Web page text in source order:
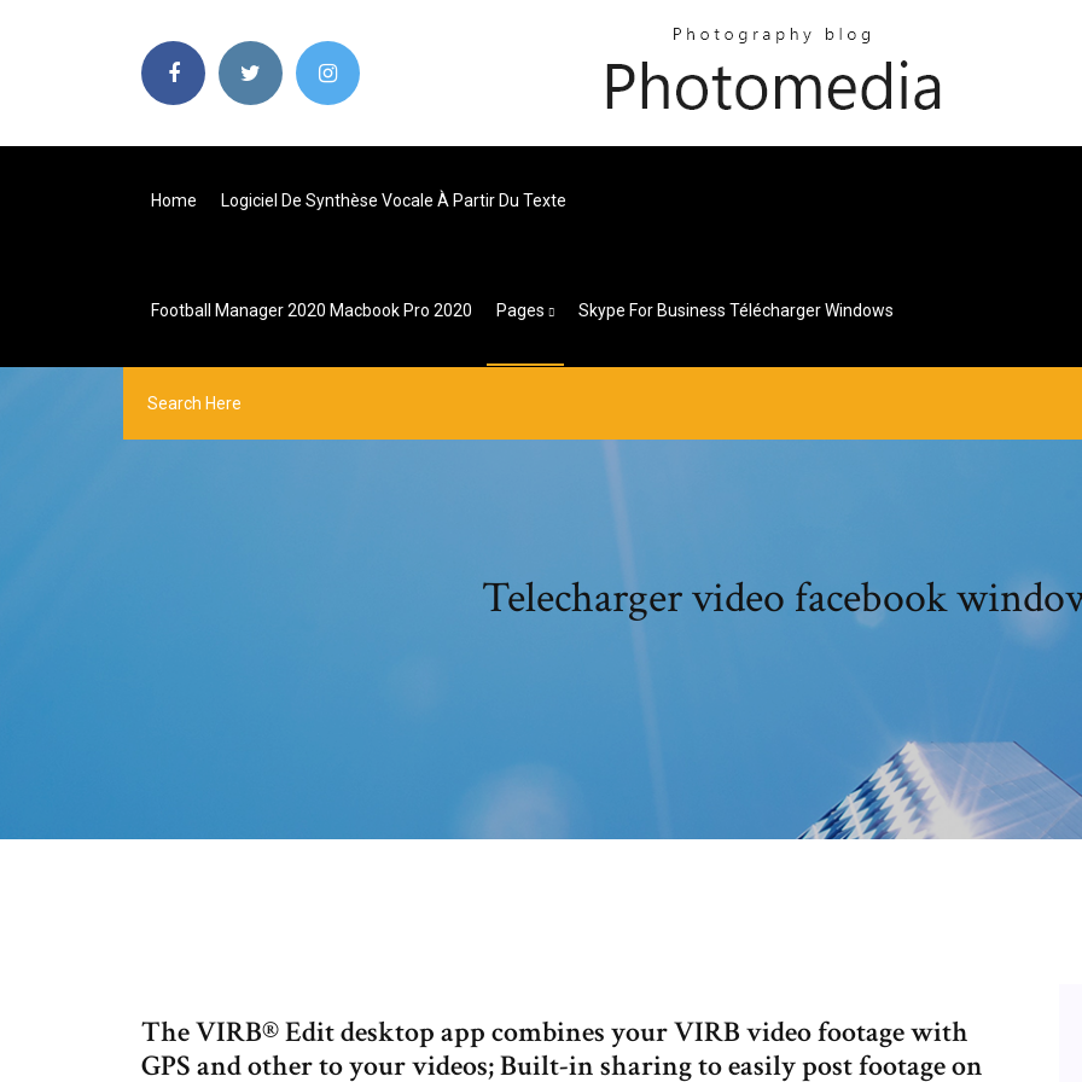
Home Logiciel De Synthèse Vocale À Partir Du Texte
Football Manager 2020 Macbook Pro 2020 Pages Skype For Business Télécharger Windows
Telecharger video facebook
The VIRB® Edit desktop app combines your VIRB video footage with
GPS and other to your videos; Built-in sharing to easily post footage on